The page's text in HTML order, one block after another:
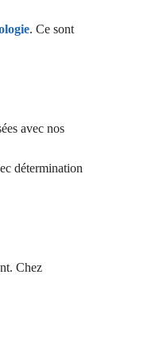
. Ce sont
avec nos
détermination
Chez